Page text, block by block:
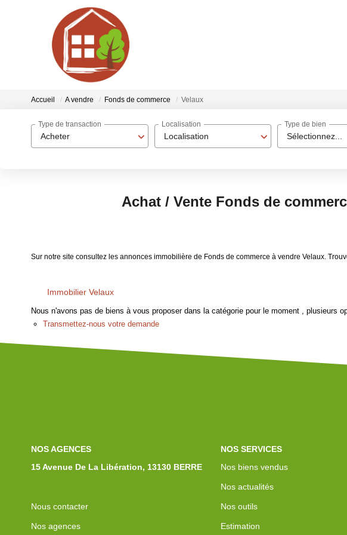
Accueil A vendre Fonds de commerce Velaux
Acheter
Type de transaction
Localisation
Localisation
Sélectionnez...
Type de bien
Achat / Vente Fonds de
Sur notre site consultez les annonces immobilière de Fonds de commerce à vendre Velaux.
Immobilier Velaux
Nous n'avons pas de biens à vous proposer dans la catégorie pour le moment , plusieurs
Transmettez-nous votre demande
NOS AGENCES
15 Avenue De La Libération, 13130 BERRE
Nous contacter
Nos agences
NOS SERVICES
Nos biens vendus
Nos actualités
Nos outils
Estimation